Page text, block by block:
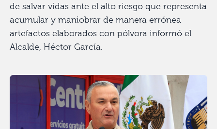
de salvar vidas ante el alto riesgo que representa
acumular y maniobrar de manera errónea
artefactos elaborados con pólvora informó el
Alcalde, Héctor García.